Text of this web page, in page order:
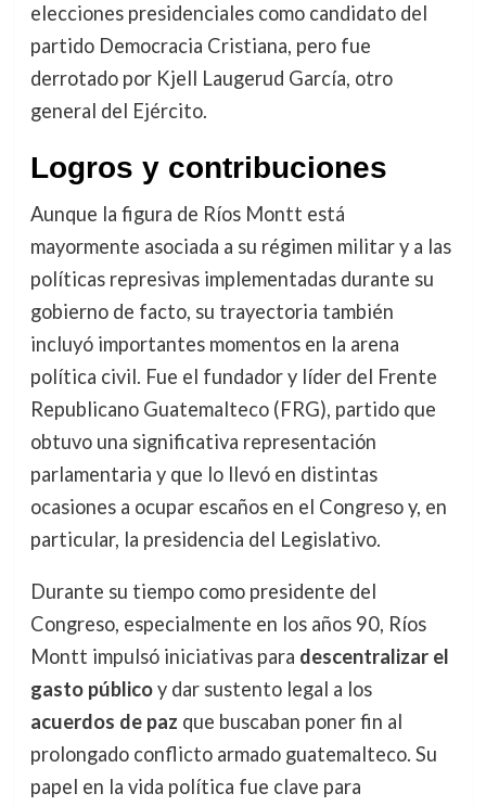
elecciones presidenciales como candidato del
partido Democracia Cristiana, pero fue
derrotado por Kjell Laugerud García, otro
general del Ejército.
Logros y contribuciones
Aunque la figura de Ríos Montt está
mayormente asociada a su régimen militar y a las
políticas represivas implementadas durante su
gobierno de facto, su trayectoria también
incluyó importantes momentos en la arena
política civil. Fue el fundador y líder del Frente
Republicano Guatemalteco (FRG), partido que
obtuvo una significativa representación
parlamentaria y que lo llevó en distintas
ocasiones a ocupar escaños en el Congreso y, en
particular, la presidencia del Legislativo.
Durante su tiempo como presidente del
Congreso, especialmente en los años 90, Ríos
Montt impulsó iniciativas para descentralizar el
gasto públicoy dar sustento legal a los
acuerdos de paz que buscaban poner fin al
prolongado conflicto armado guatemalteco. Su
papel en la vida política fue clave para